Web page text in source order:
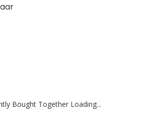
Bought Together Loading...